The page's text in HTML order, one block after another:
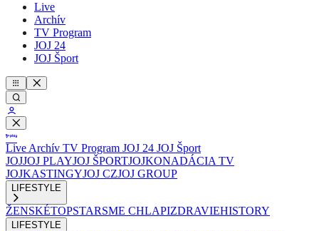
Live
Archív
TV Program
JOJ 24
JOJ Šport
Live Archív TV Program JOJ 24 JOJ Šport
JOJJOJ PLAYJOJ ŠPORTJOJKONADÁCIA TV
JOJKASTINGYJOJ CZJOJ GROUP
LIFESTYLE
ŽENSKÉTOPSTARSME CHLAPIZDRAVIEHISTORY
LIFESTYLE